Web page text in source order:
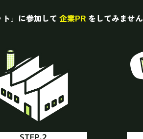
ト」に参加して 企業PR をしてみませ